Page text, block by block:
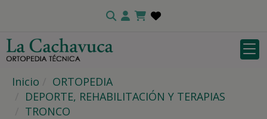
Inicio
ORTOPEDIA
DEPORTE, REHABILITACIÓN Y TERAPIAS
TRONCO